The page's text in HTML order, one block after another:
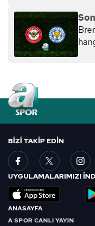
ilgili mevzuata uygun
almak için lütfen
ANASAYFA
A SPOR CANLI YAYIN
BIZI TAKIP EDIN
UYGULAMALARIMIZI